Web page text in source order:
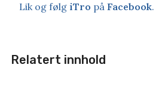
Lik og følg iTro på Facebook.
Relatert innhold